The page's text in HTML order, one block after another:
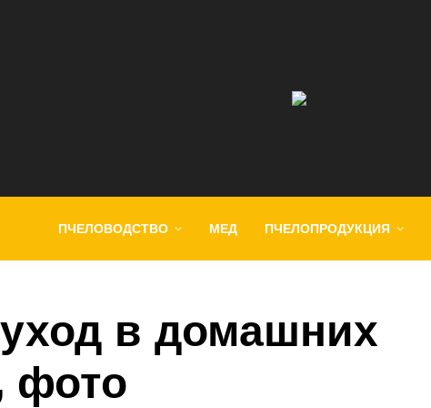
ПЧЕЛОВОДСТВО МЕД ПЧЕЛОПРОДУКЦИЯ
в домашних
фото